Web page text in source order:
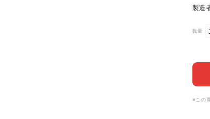
製造
数量
※この